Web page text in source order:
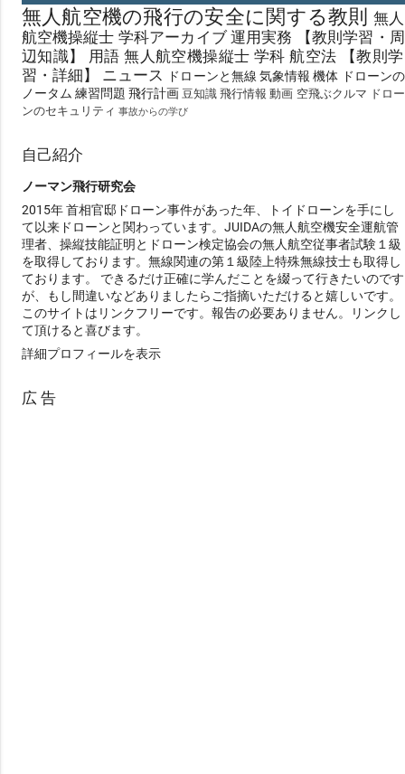
無人航空機の飛行の安全に関する教則
無⼈
航空機操縦士 学科アーカイブ 運用実務
【教則学習・周
辺知識】
用語 無⼈航空機操縦士 学科 航空法
【教則学
習・詳細】
ニュース ドローンと無線 気象情報 機体 ドローンの
ノータム 練習問題 飛行計画 豆知識 飛行情報 動画 空飛ぶクルマ ドロー
ンのセキュリティ 事故からの学び
自己紹介
ノーマン飛行研究会
2015年 首相官邸ドローン事件があった年、トイドローンを手にし
て以来ドローンと関わっています。JUIDAの無人航空機安全運航管
理者、操縦技能証明とドローン検定協会の無人航空従事者試験１級
を取得しております。無線関連の第１級陸上特殊無線技士も取得し
ております。 できるだけ正確に学んだことを綴って行きたいのです
が、もし間違いなどありましたらご指摘いただけると嬉しいです。
このサイトはリンクフリーです。報告の必要ありません。リンクし
て頂けると喜びます。
詳細プロフィールを表示
広 告